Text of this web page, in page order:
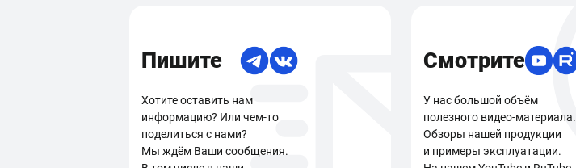
Пишите
Хотите оставить нам
информацию? Или чем-то
поделиться с нами?
Мы ждём Ваши сообщения.
Смотрите
У нас большой объём
полезного видео-материала.
Обзоры нашей продукции
и примеры эксплуатации.